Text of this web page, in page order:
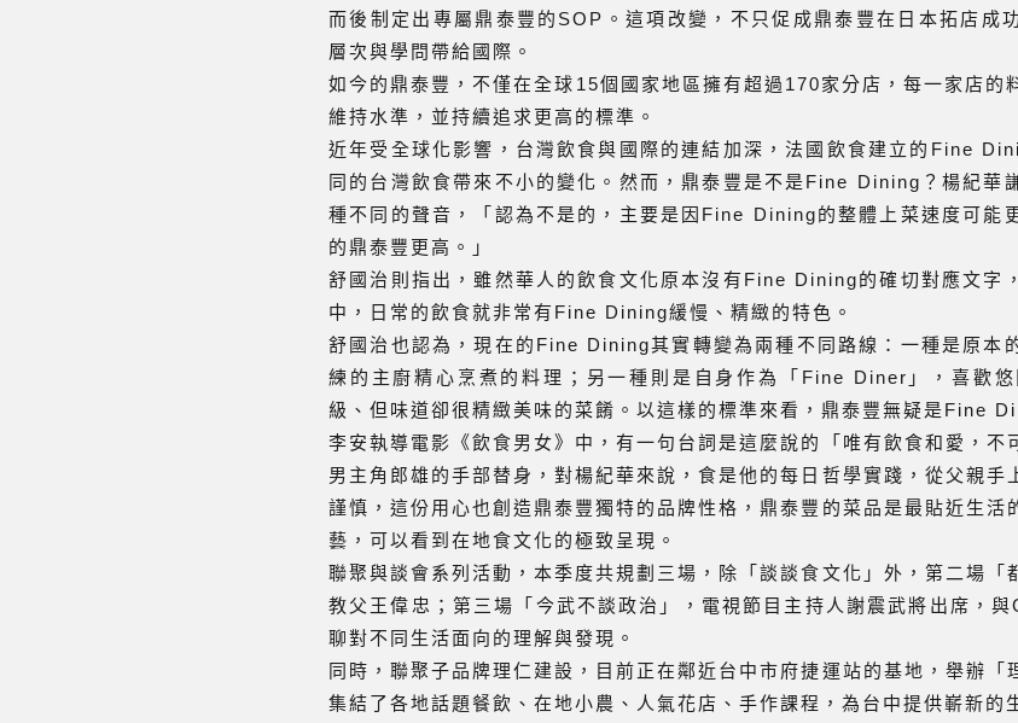
而後制定出專屬鼎泰豐的SOP。這項改變，不只促成鼎泰豐在日本拓店成
層次與學問帶給國際。
如今的鼎泰豐，不僅在全球15個國家地區擁有超過170家分店，每一家店的
維持水準，並持續追求更高的標準。
近年受全球化影響，台灣飲食與國際的連結加深，法國飲食建立的Fine
同的台灣飲食帶來不小的變化。然而，鼎泰豐是不是Fine Dining？楊紀華
種不同的聲音，「認為不是的，主要是因Fine Dining的整體上菜速度可能
的鼎泰豐更高。」
舒國治則指出，雖然華人的飲食文化原本沒有Fine Dining的確切對應文字
中，日常的飲食就非常有Fine Dining緩慢、精緻的特色。
舒國治也認為，現在的Fine Dining其實轉變為兩種不同路線：一種是原本
練的主廚精心烹煮的料理；另一種則是自身作為「Fine Diner」，喜歡
級、但味道卻很精緻美味的菜餚。以這樣的標準來看，鼎泰豐無疑是Fine
李安執導電影《飲食男女》中，有一句台詞是這麼說的「唯有飲食和愛，不
男主角郎雄的手部替身，對楊紀華來說，食是他的每日哲學實踐，從父親手
謹慎，這份用心也創造鼎泰豐獨特的品牌性格，鼎泰豐的菜品是最貼近生活
藝，可以看到在地食文化的極致呈現。
聯聚與談會系列活動，本季度共規劃三場，除「談談食文化」外，第二場「
教父王偉忠；第三場「今武不談政治」，電視節目主持人謝震武將出席，
聊對不同生活面向的理解與發現。
同時，聯聚子品牌理仁建設，目前正在鄰近台中市府捷運站的基地，舉辦「
集結了各地話題餐飲、在地小農、人氣花店、手作課程，為台中提供嶄新的